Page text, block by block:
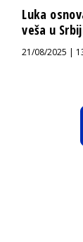
Luka
veša u
21/08/2025 |